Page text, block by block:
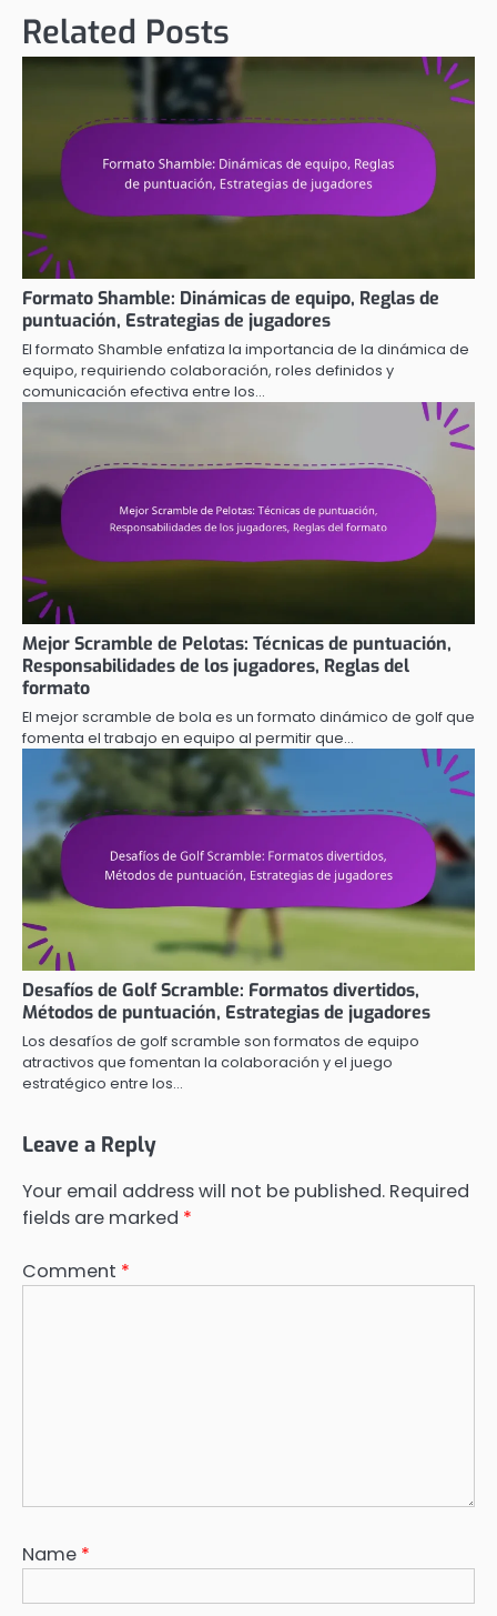
Related Posts
Formato Shamble: Dinámicas de equipo, Reglas de
puntuación, Estrategias de jugadores
El formato Shamble enfatiza la importancia de la dinámica de
equipo, requiriendo colaboración, roles definidos y
comunicación efectiva entre los…
Mejor Scramble de Pelotas: Técnicas de puntuación,
Responsabilidades de los jugadores, Reglas del
formato
El mejor scramble de bola es un formato dinámico de golf que
fomenta el trabajo en equipo al permitir que…
Desafíos de Golf Scramble: Formatos divertidos,
Métodos de puntuación, Estrategias de jugadores
Los desafíos de golf scramble son formatos de equipo
atractivos que fomentan la colaboración y el juego
estratégico entre los…
Leave a Reply
Your email address will not be published. Required
fields are marked *
Comment *
Name *